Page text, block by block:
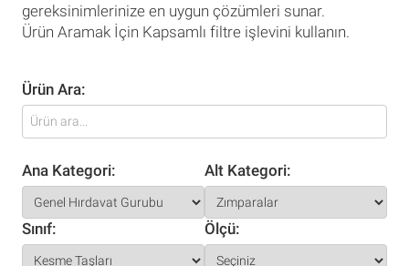
gereksinimlerinize en uygun çözümleri sunar.
Ürün Aramak İçin Kapsamlı filtre işlevini kullanın.
Ürün Ara:
Ana Kategori: Alt Kategori:
Sınıf: Ölçü: